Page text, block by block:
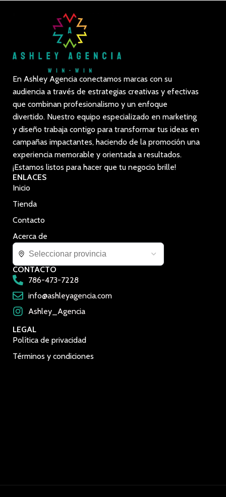
En Ashley Agencia conectamos marcas con su
audiencia a través de estrategias creativas y efectivas
que combinan profesionalismo y un enfoque
divertido. Nuestro equipo especializado en marketing
y diseño trabaja contigo para transformar tus ideas en
campañas impactantes, haciendo de la promoción una
experiencia memorable y orientada a resultados.
¡Estamos listos para hacer que tu negocio brille!
ENLACES
Inicio
Tienda
Contacto
Acerca de
CONTACTO
786-473-7228
info@ashleyagencia.com
Ashley_Agencia
LEGAL
Política de privacidad
Términos y condiciones